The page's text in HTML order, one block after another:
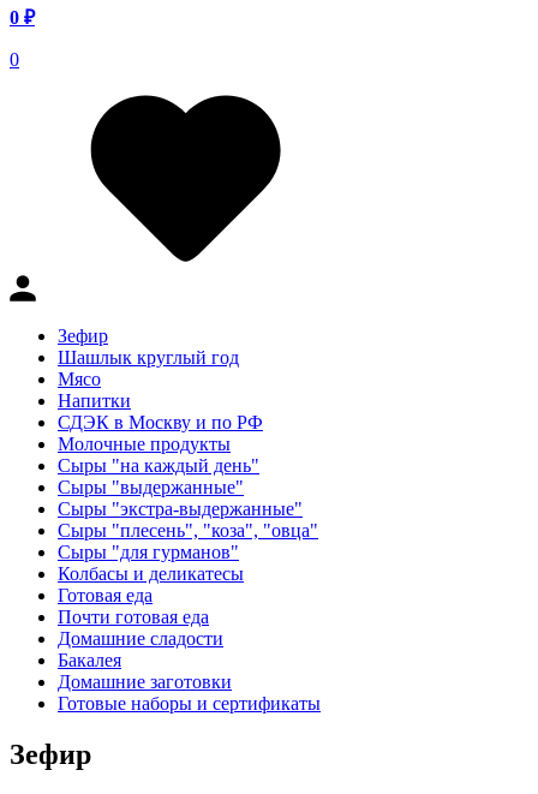
0 ₽
0
Зефир
Шашлык круглый год
Мясо
Напитки
СДЭК в Москву и по РФ
Молочные продукты
Сыры "на каждый день"
Сыры "выдержанные"
Сыры "экстра-выдержанные"
Сыры "плесень", "коза", "овца"
Сыры "для гурманов"
Колбасы и деликатесы
Готовая еда
Почти готовая еда
Домашние сладости
Бакалея
Домашние заготовки
Готовые наборы и сертификаты
Зефир